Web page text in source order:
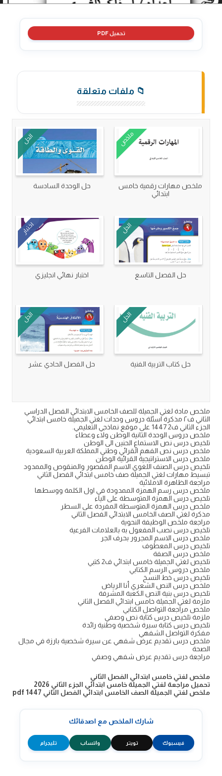
تحميل PDF
📁 ملفات متعلقة
ملخص
ملخص مهارات رقمية خامس
ابتدائي
الحل
حل الوحدة السادسة
الحل
حل الفصل التاسع
اختبار
اختبار نهائي انجليزي
الحل
حل كتاب التربية الفنية
الحل
حل الفصل الحادي عشر
ملخص مادة لغتي الجميلة للصف الخامس الابتدائي الفصل الدراسي
الثاني ف٢ مذكرة اسئلة دروس وحدات لغتي الجميلة خامس ابتدائي
الجزء الثاني ف2 1447 على موقع نماذجي التعليمي.
ملخص دروس الوحدة الثانية الوطن ولاء وعطاء
تلخيص درس نص الاستماع الحنين الى الوطن
ملخص درس نص الفهم القرائي وطني المملكة العربية السعودية
ملخص درس الاستراتيجية القرائية الوطن
تلخيص درس الصنف اللغوي الاسم المقصور والمنقوص والممدود
تبسيط مهارات لغتي الجميلة صف خامس ابتدائي الفصل الثاني
مراجعة الظاهرة الاملائية
ملخص درس رسم الهمزة الممدودة في اول الكلمة ووسطها
تلخيص درس الهمزة المتوسطة على الياء
ملخص درس الهمزة المتوسطة المفردة على السطر
مذكرة لغتي الصف الخامس الابتدائي الفصل الثاني
مراجعة ملخص الوظيفة النحوية
تلخيص درس نصب المفعول به بالعلامات الفرعية
ملخص درس الاسم المجرور بحرف الجر
تلخيص درس المعطوف
ملخص درس الصفة
تلخيص لغتي الجميلة خامس ابتدائي ف2 كتبي
ملخص دروس الرسم الكتابي
تلخيص درس خط النسخ
ملخص درس النص الشعري أنا الرياض
تلخيص درس بنية النص الكعبة المشرفة
ملزمة لغتي الجميلة خامس ابتدائي الفصل الثاني
ملخص مراجعة التواصل الكتابي
ملزمة تلخيص درس كتابة نص وصفي
تلخيص درس كتابة سيرة شخصية وطنية رائدة
مفكرة التواصل الشفهي
ملخص درس تقديم عرض شفهي عن سيرة شخصية بارزة في مجال
الصحة
مراجعة درس تقديم عرض شفهي وصفي
ملخص لغتي خامس ابتدائي الفصل الثاني
تحميل مراجعة لغتي الجميلة خامس ابتدائي الجزء الثاني 2026
ملخص لغتي الجميلة الصف الخامس ابتدائي الفصل الثاني 1447 pdf
شارك الملخص مع اصدقائك
فيسبوك تويتر واتساب تليجرام